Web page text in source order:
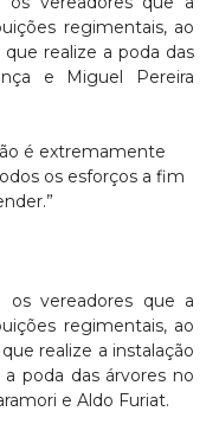
regimentais, ao
realize a poda das
e Miguel Pereira
é extremamente
os esforços a fim
os vereadores que a
regimentais, ao
realize a instalação
poda das árvores no
e Aldo Furiat.